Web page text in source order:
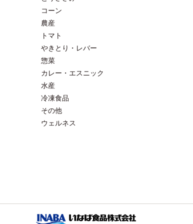
コーン
農産
トマト
やきとり・レバー
惣菜
カレー・エスニック
水産
冷凍食品
その他
ウェルネス